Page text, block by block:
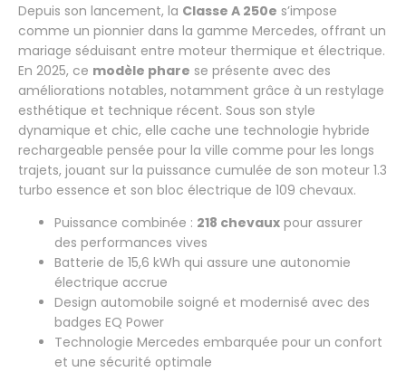
Depuis son lancement, la Classe A 250e s’impose
comme un pionnier dans la gamme Mercedes, offrant un
mariage séduisant entre moteur thermique et électrique.
En 2025, ce modèle phare se présente avec des
améliorations notables, notamment grâce à un restylage
esthétique et technique récent. Sous son style
dynamique et chic, elle cache une technologie hybride
rechargeable pensée pour la ville comme pour les longs
trajets, jouant sur la puissance cumulée de son moteur 1.3
turbo essence et son bloc électrique de 109 chevaux.
Puissance combinée : 218 chevaux pour assurer
des performances vives
Batterie de 15,6 kWh qui assure une autonomie
électrique accrue
Design automobile soigné et modernisé avec des
badges EQ Power
Technologie Mercedes embarquée pour un confort
et une sécurité optimale